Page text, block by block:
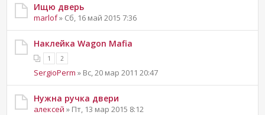
Ищю дверь
marlof» Сб, 16 май 2015 7:36
Наклейка Wagon Mafia
1 2
SergioPerm » Вс, 20 мар 2011 20:47
Нужна ручка двери
алексей » Пт, 13 мар 2015 8:12